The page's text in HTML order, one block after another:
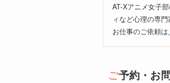
AT-Xアニメ女子
ィなど心理の専
お仕事のご依頼は
ご予約・